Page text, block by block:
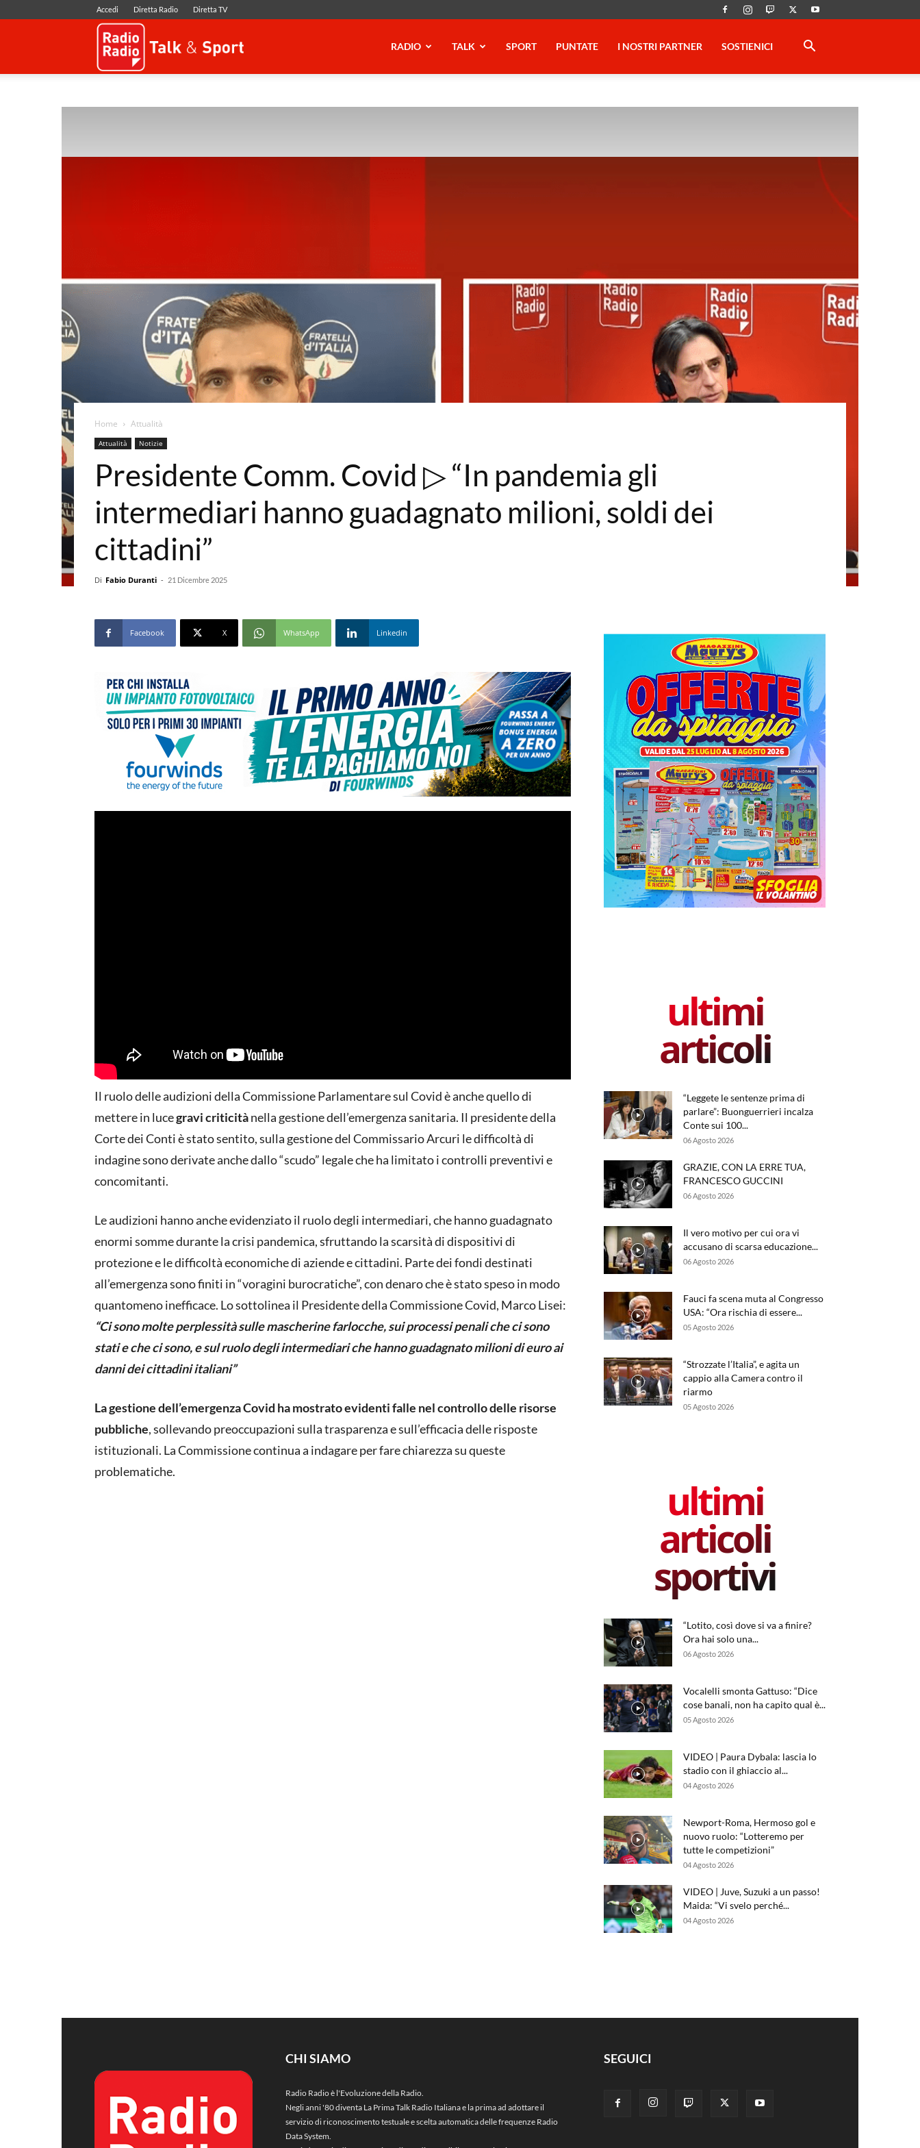
Accedi Diretta Radio Diretta TV
RADIO TALK SPORT PUNTATE I NOSTRI PARTNER SOSTIENICI
Home Attualità
Attualità Notizie
Presidente Comm. Covid ▷ “In pandemia gli
intermediari hanno guadagnato milioni, soldi dei
cittadini”
Di Fabio Duranti - 21 Dicembre 2025
Facebook X WhatsApp Linkedin
Il ruolo delle audizioni della Commissione Parlamentare sul Covid è anche quello di
mettere in lucegravi criticitànella gestione dell’emergenza sanitaria. Il presidente della
Corte dei Conti è stato sentito, sulla gestione del Commissario Arcuri le difficoltà di
indagine sono derivate anche dallo “scudo” legale che ha limitato i controlli preventivi e
concomitanti.
Le audizioni hanno anche evidenziato il ruolo degli intermediari, che hanno guadagnato
enormi somme durante la crisi pandemica, sfruttando la scarsità di dispositivi di
protezione e le difficoltà economiche di aziende e cittadini. Parte dei fondi destinati
all’emergenza sono finiti in “voragini burocratiche”, con denaro che è stato speso in modo
quantomeno inefficace. Lo sottolinea il Presidente della Commissione Covid, Marco Lisei:
“Ci sono molte perplessità sulle mascherine farlocche, sui processi penali che ci sono
stati e che ci sono, e sul ruolo degli intermediari che hanno guadagnato milioni di euro ai
danni dei cittadini italiani”
La gestione dell’emergenza Covid ha mostrato evidenti falle nel controllo delle risorse
pubbliche, sollevando preoccupazioni sulla trasparenza e sull’efficacia delle risposte
istituzionali. La Commissione continua a indagare per fare chiarezza su queste
problematiche.
ultimi
articoli
“Leggete le sentenze prima di
parlare”: Buonguerrieri incalza
Conte sui 100...
06 Agosto 2026
GRAZIE, CON LA ERRE TUA,
FRANCESCO GUCCINI
06 Agosto 2026
Il vero motivo per cui ora vi
accusano di scarsa educazione...
06 Agosto 2026
Fauci fa scena muta al Congresso
USA: “Ora rischia di essere...
05 Agosto 2026
“Strozzate l’Italia”, e agita un
cappio alla Camera contro il
riarmo
05 Agosto 2026
ultimi
articoli
sportivi
“Lotito, così dove si va a finire?
Ora hai solo una...
06 Agosto 2026
Vocalelli smonta Gattuso: “Dice
cose banali, non ha capito qual è...
05 Agosto 2026
VIDEO | Paura Dybala: lascia lo
stadio con il ghiaccio al...
04 Agosto 2026
Newport-Roma, Hermoso gol e
nuovo ruolo: “Lotteremo per
tutte le competizioni”
04 Agosto 2026
VIDEO | Juve, Suzuki a un passo!
Maida: “Vi svelo perché...
04 Agosto 2026
CHI SIAMO
Radio Radio è l'Evoluzione della Radio.
Negli anni '80 diventa La Prima Talk Radio Italiana e la prima ad adottare il
servizio di riconoscimento testuale e scelta automatica delle frequenze Radio
Data System.
SEGUICI